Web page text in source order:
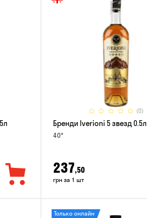
(0)
Бренди Iverioni 5 звезд 0.5л
40°
237,50
грн за 1 шт
Только онлайн